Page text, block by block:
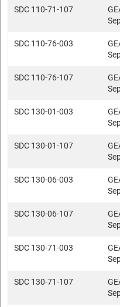
SDC 110-71-107
SDC 110-76-003
SDC 110-76-107
SDC 130-01-003
SDC 130-01-107
SDC 130-06-003
SDC 130-06-107
SDC 130-71-003
SDC 130-71-107